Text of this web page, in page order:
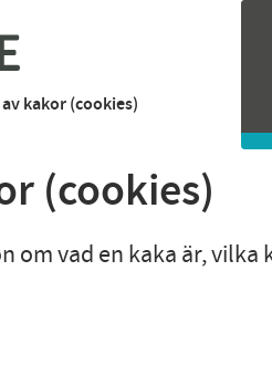
kakor (cookies)
(cookies)
om vad en kaka är,